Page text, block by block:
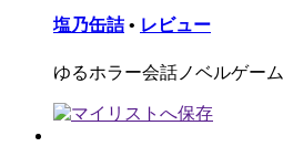
塩乃缶詰 • レビュー
ゆるホラー会話ノベルゲーム